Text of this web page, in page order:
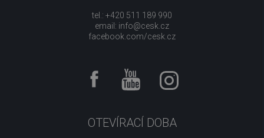
tel.: +420 511 189 990
email: info@cesk.cz
facebook.com/cesk.cz
OTEVÍRACÍ DOBA